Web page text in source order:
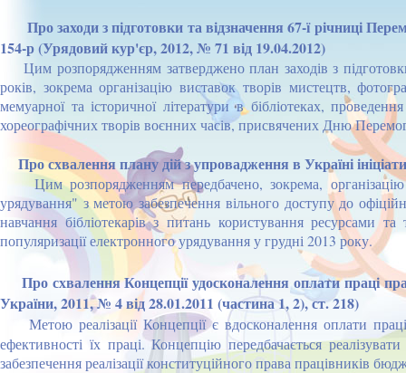
Про заходи з підготовки та відзначення 67-ї річниці
154-р (Урядовий кур'єр, 2012, № 71 від 19.04.2012)
Цим розпорядженням затверджено план заходів з
років, зокрема організацію виставок творів мистецтв,
мемуарної та історичної літератури в бібліотеках,
хореографічних творів воєнних часів, присвячених Дню
Про схвалення плану дій з упровадження в Україні
Цим розпорядженням передбачено, зокрема, організацію
урядування" з метою забезпечення вільного доступу до
навчання бібліотекарів з питань користування ресурсами
популяризації електронного урядування у грудні 2013 року.
Про схвалення Концепції удосконалення оплати праці
України, 2011, № 4 від 28.01.2011 (частина 1, 2), ст. 218)
Метою реалізації Концепції є вдосконалення оплати
ефективності їх праці. Концепцію передбачається
забезпечення реалізації конституційного права працівників